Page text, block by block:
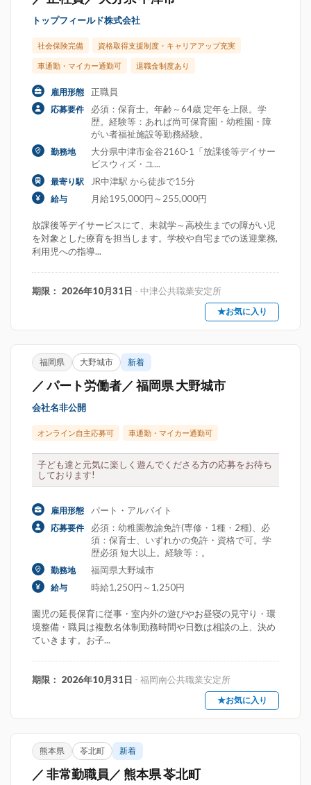
トップフィールド株式会社
社会保険完備 資格取得支援制度・キャリアアップ充実
車通勤・マイカー通勤可 退職金制度あり
雇用形態 正職員
応募要件
必須：保育士。年齢～64歳 定年を上限。学
歴。経験等：あれば尚可保育園・幼稚園・障
がい者福祉施設等勤務経験。
勤務地
大分県中津市金谷2160-1「放課後等デイサー
ビスウィズ・ユ...
最寄り駅 JR中津駅 から徒歩で15分
給与 月給195,000円～255,000円
放課後等デイサービスにて、未就学～高校生までの障がい児
を対象とした療育を担当します。学校や自宅までの送迎業務,
利用児への指導...
期限： 2026年10月31日 - 中津公共職業安定所
★お気に入り
福岡県 大野城市 新着
／ パート労働者／ 福岡県 大野城市
会社名非公開
オンライン自主応募可 車通勤・マイカー通勤可
子ども達と元気に楽しく遊んでくださる方の応募をお待ち
しております!
雇用形態 パート・アルバイト
応募要件
必須：幼稚園教諭免許(専修・1種・2種)、必
須：保育士、いずれかの免許・資格で可。学
歴必須 短大以上。経験等：。
勤務地 福岡県大野城市
給与 時給1,250円～1,250円
園児の延長保育に従事・室内外の遊びやお昼寝の見守り・環
境整備・職員は複数名体制勤務時間や日数は相談の上、決め
ていきます。お子...
期限： 2026年10月31日 - 福岡南公共職業安定所
★お気に入り
熊本県 苓北町 新着
／ 非常勤職員／ 熊本県 苓北町